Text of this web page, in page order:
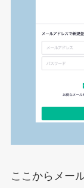
ここからメー